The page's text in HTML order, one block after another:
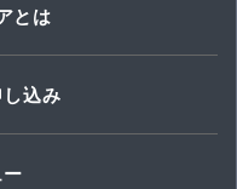
とは
込み